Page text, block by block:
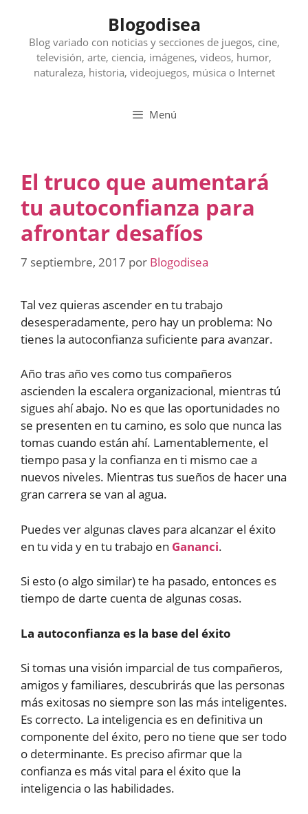
contenido
Blogodisea
Blog variado con noticias y secciones de juegos, cine,
televisión, arte, ciencia, imágenes, videos, humor,
naturaleza, historia, videojuegos, música o Internet
Menú
El truco que aumentará
tu autoconfianza para
afrontar desafíos
7 septiembre, 2017 por Blogodisea
Tal vez quieras ascender en tu trabajo
desesperadamente, pero hay un problema: No
tienes la autoconfianza suficiente para avanzar.
Año tras año ves como tus compañeros
ascienden la escalera organizacional, mientras tú
sigues ahí abajo. No es que las oportunidades no
se presenten en tu camino, es solo que nunca las
tomas cuando están ahí. Lamentablemente, el
tiempo pasa y la confianza en ti mismo cae a
nuevos niveles. Mientras tus sueños de hacer una
gran carrera se van al agua.
Puedes ver algunas claves para alcanzar el éxito
en tu vida y en tu trabajo en Gananci.
Si esto (o algo similar) te ha pasado, entonces es
tiempo de darte cuenta de algunas cosas.
La autoconfianza es la base del éxito
Si tomas una visión imparcial de tus compañeros,
amigos y familiares, descubrirás que las personas
más exitosas no siempre son las más inteligentes.
Es correcto. La inteligencia es en definitiva un
componente del éxito, pero no tiene que ser todo
o determinante. Es preciso afirmar que la
confianza es más vital para el éxito que la
inteligencia o las habilidades.